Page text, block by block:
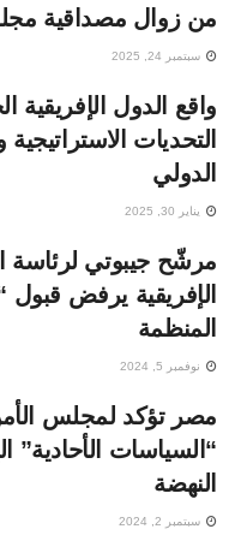
من زوال مصداقية
سبتمبر 24, 2025
واقع الدول الإفريقية
التحديات
الدولي
يناير 30, 2025
مرشّح جيبوتي لرئاسة
الإفريقية يرفض
المنظمة
نوفمبر 5, 2024
مصر تؤكد لمجلس
“السياسات الأحادية”
النهضة
سبتمبر 2, 2024